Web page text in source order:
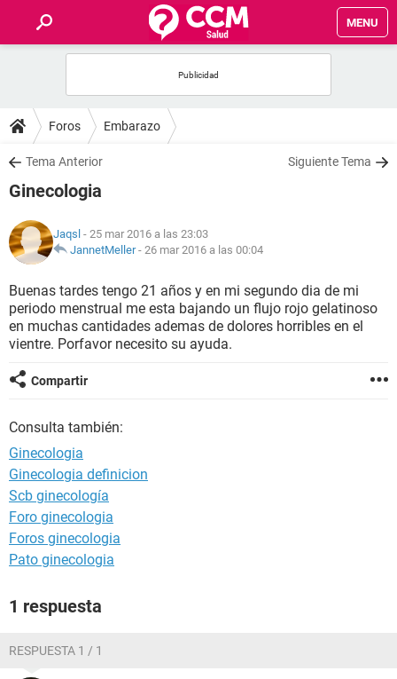
MENU
FOROS
SALUD
NUTRICIÓN
BIENESTAR
SEXUALIDAD
GLOSARIO
Foros Embarazo
Tema Anterior Siguiente Tema
Ginecologia
Jaqsl - 25 mar 2016 a las 23:03
JannetMeller- 26 mar 2016 a las 00:04
Buenas tardes tengo 21 años y en mi segundo dia de mi
periodo menstrual me esta bajando un flujo rojo gelatinoso
en muchas cantidades ademas de dolores horribles en el
vientre. Porfavor necesito su ayuda.
Compartir
Consulta también:
Ginecologia
Ginecologia definicion
Scb ginecología
Foro ginecologia
Foros ginecologia
Pato ginecologia
1 respuesta
RESPUESTA 1 / 1